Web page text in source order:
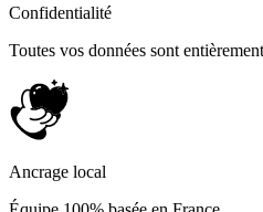
Confidentialité
Toutes vos données sont
Ancrage local